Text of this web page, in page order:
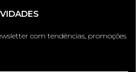
com tendências, promoções